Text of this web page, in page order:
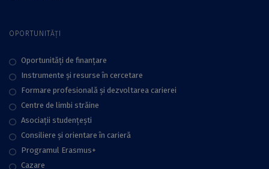
OPORTUNITĂȚI
Oportunități de finanțare
Instrumente și resurse în cercetare
Formare profesională și dezvoltarea carierei
Centre de limbi străine
Asociații studențești
Consiliere şi orientare în carieră
Programul Erasmus+
Cazare